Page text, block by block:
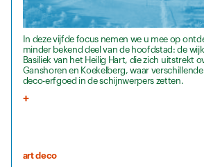
In deze vijfde focus nemen we u mee op
minder bekend deel van de hoofdstad: de
Basiliek van het Heilig Hart, die zich uitstrekt
Ganshoren en Koekelberg, waar
deco-erfgoed in de schijnwerpers zetten.
art deco